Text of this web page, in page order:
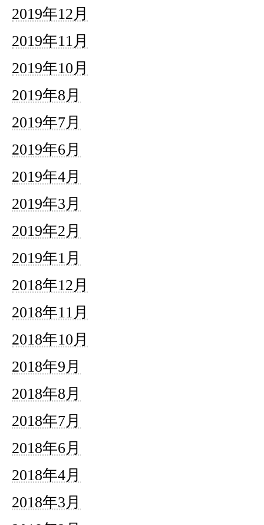
2019年12月
2019年11月
2019年10月
2019年8月
2019年7月
2019年6月
2019年4月
2019年3月
2019年2月
2019年1月
2018年12月
2018年11月
2018年10月
2018年9月
2018年8月
2018年7月
2018年6月
2018年4月
2018年3月